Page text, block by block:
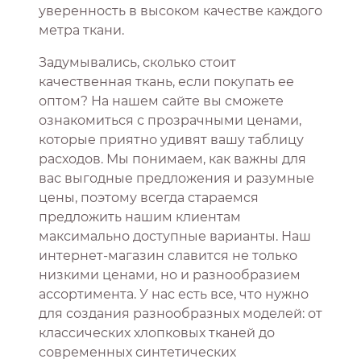
уверенность в высоком качестве каждого
метра ткани.
Задумывались, сколько стоит
качественная ткань, если покупать ее
оптом? На нашем сайте вы сможете
ознакомиться с прозрачными ценами,
которые приятно удивят вашу таблицу
расходов. Мы понимаем, как важны для
вас выгодные предложения и разумные
цены, поэтому всегда стараемся
предложить нашим клиентам
максимально доступные варианты. Наш
интернет-магазин славится не только
низкими ценами, но и разнообразием
ассортимента. У нас есть все, что нужно
для создания разнообразных моделей: от
классических хлопковых тканей до
современных синтетических